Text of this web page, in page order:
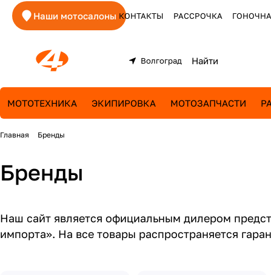
Наши мотосалоны КОНТАКТЫ РАССРОЧКА
Волгоград
МОТОТЕХНИКА ЭКИПИРОВКА МОТОЗАПЧАСТИ
Главная Бренды
Бренды
Наш сайт является официальным дилером
импорта». На все товары распространяется